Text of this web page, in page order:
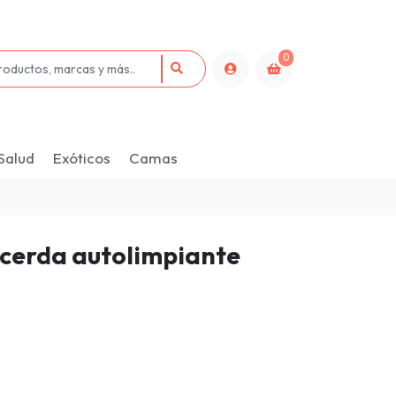
0
Exóticos Camas
autolimpiante